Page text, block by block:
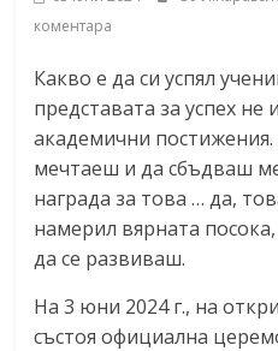
коментара
Какво е да си успял
представата за успех не
академични постижения.
мечтаеш и да сбъдваш
награда за това … да,
намерил вярната
да се развиваш.
На 3 юни 2024 г., на
състоя официална